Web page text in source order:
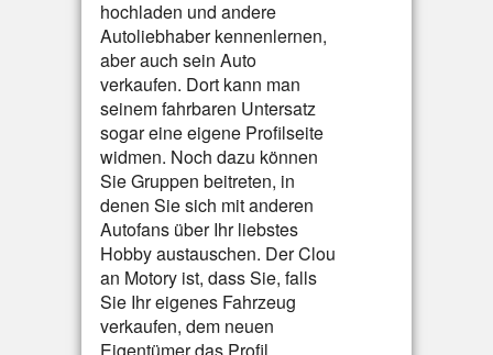
hochladen und andere
Autoliebhaber kennenlernen,
aber auch sein Auto
verkaufen. Dort kann man
seinem fahrbaren Untersatz
sogar eine eigene Profilseite
widmen. Noch dazu können
Sie Gruppen beitreten, in
denen Sie sich mit anderen
Autofans über Ihr liebstes
Hobby austauschen. Der Clou
an Motory ist, dass Sie, falls
Sie Ihr eigenes Fahrzeug
verkaufen, dem neuen